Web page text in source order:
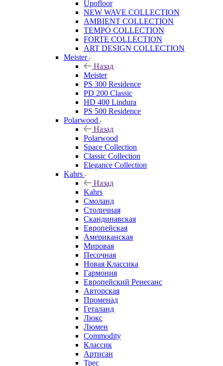
Upofloor
NEW WAVE COLLECTION
AMBIENT COLLECTION
TEMPO COLLECTION
FORTE COLLECTION
ART DESIGN COLLECTION
Meister
Назад
Meister
PS 300 Residence
PD 200 Classic
HD 400 Lindura
PS 500 Residence
Polarwood
Назад
Polarwood
Space Collection
Classic Collection
Elegance Collection
Kahrs
Назад
Kahrs
Смоланд
Столичная
Скандинавская
Европейская
Американская
Мировая
Песочная
Новая Классика
Гармония
Европейский Ренесанс
Авторская
Променад
Геталанд
Люкс
Люмен
Commodity
Классик
Артисан
Трес